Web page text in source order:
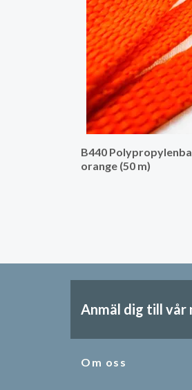
B440
orange (50 m)
Anmäl dig till vår
Om oss